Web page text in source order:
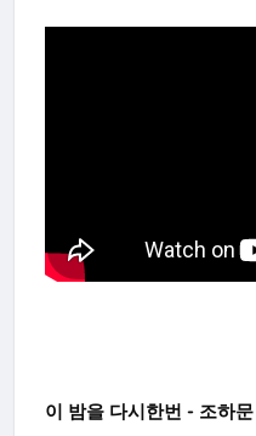
이 밤을 다시한번 - 조하문